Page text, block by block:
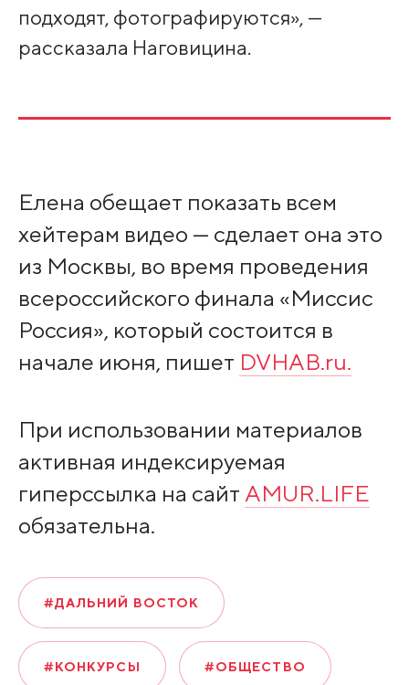
подходят, фотографируются», —
рассказала Наговицина.
Елена обещает показать всем
хейтерам видео — сделает она это
из Москвы, во время проведения
всероссийского финала «Миссис
Россия», который состоится в
начале июня, пишет DVHAB.ru.
При использовании материалов
активная индексируемая
гиперссылка на сайт AMUR.LIFE
обязательна.
#ДАЛЬНИЙ ВОСТОК
#КОНКУРСЫ #ОБЩЕСТВО